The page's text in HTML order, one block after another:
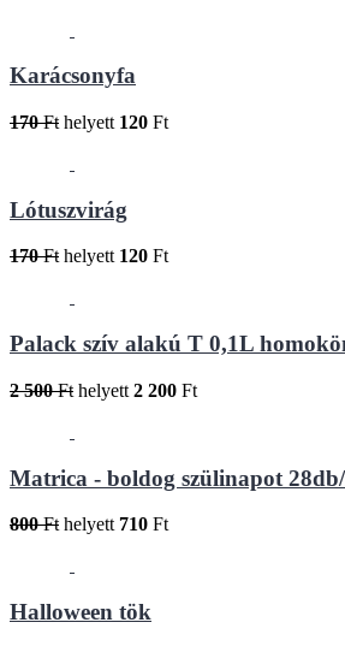
Karácsonyfa
170 Ft helyett 120 Ft
Lótuszvirág
170 Fthelyett 120 Ft
Palack szív alakú T 0,1L
2 500 Ft helyett 2 200 Ft
Matrica - boldog szülinapot
800 Ft helyett 710 Ft
Halloween tök